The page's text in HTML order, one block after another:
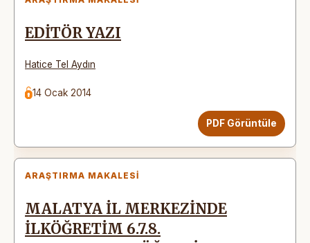
EDİTÖR YAZI
Hatice Tel Aydın
14 Ocak 2014
PDF Görüntüle
ARAŞTIRMA MAKALESI
MALATYA İL MERKEZİNDE
İLKÖĞRETİM 6.7.8.